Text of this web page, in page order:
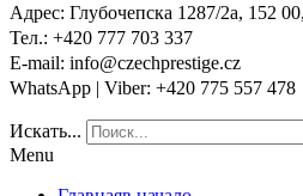
Адрес: Глубочепска 1287/2a, 152
Тел.: +420 777 703 337
E-mail: info@czechprestige.cz
WhatsApp | Viber: +420 775 557 478
Искать...
Menu